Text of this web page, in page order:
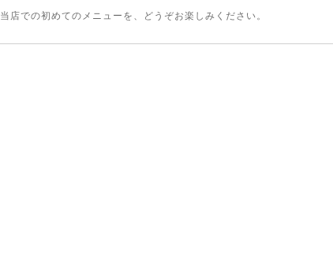
当店での初めてのメニューを、どうぞお楽しみください。